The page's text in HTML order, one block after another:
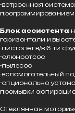
-встроенная
программированием
Блок ассистента
горизонтали и
-пистолет в/в 6-ти
-слюноотсос
-пылесос
-вспомогательный
-опционально
промывки
Стеклянная